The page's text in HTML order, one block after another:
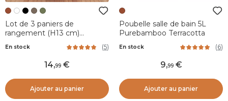
Lot de 3 paniers de
rangement (H13 cm)
En stock (5)
14,99
Ajouter au panier
Poubelle salle de bain 5L
Purebamboo Terracotta
En stock (6)
9,99
Ajouter au panier